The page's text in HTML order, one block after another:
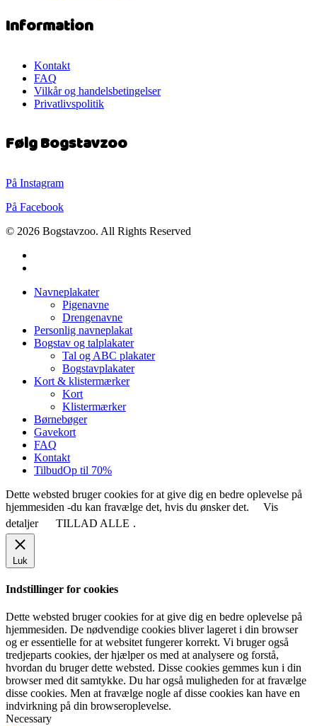
Information
Kontakt
FAQ
Vilkår og handelsbetingelser
Privatlivspolitik
Følg Bogstavzoo
På Instagram
På Facebook
© 2026 Bogstavzoo. All Rights Reserved
Close
Navneplakater
Pigenavne
Drengenavne
Personlig navneplakat
Bogstav og talplakater
Tal og ABC plakater
Bogstavplakater
Kort & klistermærker
Kort
Klistermærker
Børnebøger
Gavekort
FAQ
Kontakt
TilbudOp til 70%
Dette websted bruger cookies for at give dig en bedre oplevelse på
hjemmesiden -du kan fravælge det, hvis du ønsker det.
Vis
detaljer
TILLAD ALLE .
Luk
Indstillinger for cookies
Dette websted bruger cookies for at give dig en bedre oplevelse på
hjemmesiden. De nødvendige cookies bliver lageret i din browser
og er essentielle for at websitet fungerer korrekt. Vi bruger også
tredjeparts cookies, der hjælper os med at analysere og forstå,
hvordan du bruger dette websted. Disse cookies gemmes kun i din
browser med dit samtykke. Du har også muligheden for at fravælge
disse cookies. Men at fravælge nogle af disse cookies kan have en
indvirkning på din browseroplevelse.
Necessary